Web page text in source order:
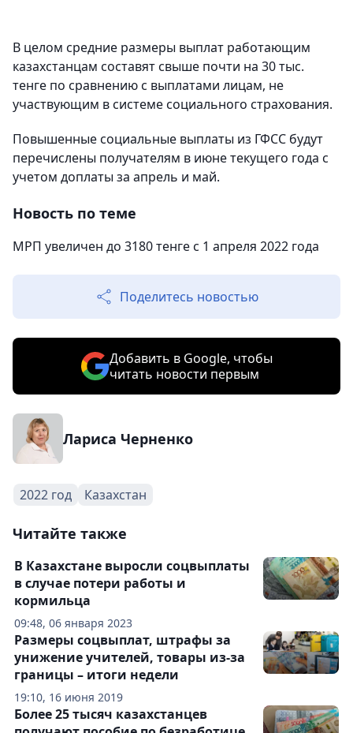
В целом средние размеры выплат работающим
казахстанцам составят свыше почти на 30 тыс.
тенге по сравнению с выплатами лицам, не
участвующим в системе социального страхования.
Повышенные социальные выплаты из ГФСС будут
перечислены получателям в июне текущего года с
учетом доплаты за апрель и май.
Новость по теме
МРП увеличен до 3180 тенге с 1 апреля 2022 года
Поделитесь новостью
Добавить в Google, чтобы
читать новости первым
Лариса Черненко
2022 год Казахстан
Читайте также
09:48, 06 января 2023
В Казахстане выросли соцвыплаты
в случае потери работы и
кормильца
19:10, 16 июня 2019
Размеры соцвыплат, штрафы за
унижение учителей, товары из-за
границы – итоги недели
Более 25 тысяч казахстанцев